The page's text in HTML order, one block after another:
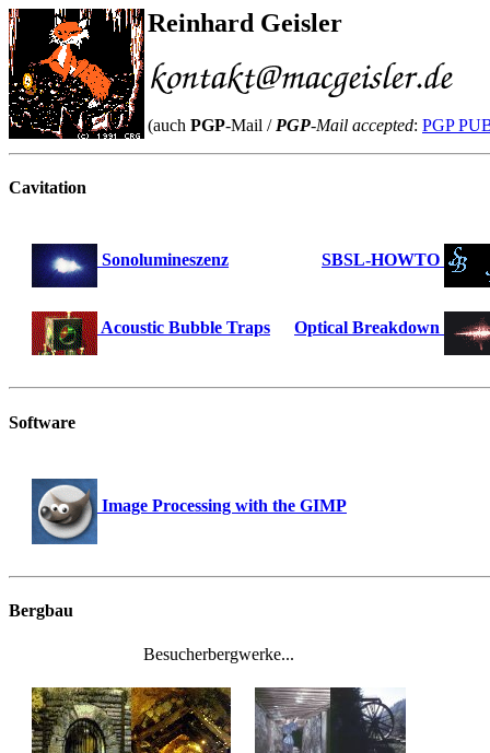
Reinhard Geisler
(auch PGP-Mail / PGP-Mail accepted: PGP
Cavitation
Sonolumineszenz SBSL-HOWTO
Acoustic Bubble Traps Optical Breakdown
Software
Image Processing with the GIMP
Bergbau
Besucherbergwerke...